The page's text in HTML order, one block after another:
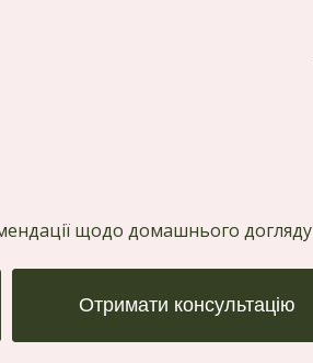
щодо домашнього догляду